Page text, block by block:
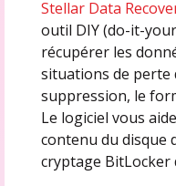
Stellar Data
outil DIY (do-it-
récupérer les
situations de perte
suppression, le
Le logiciel vous
contenu du disque
cryptage BitLocker